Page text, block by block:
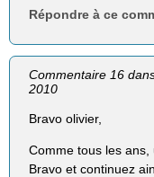
Répondre à ce
Commentaire 16
2010
Bravo olivier,
Comme tous les ans,
Bravo et continuez